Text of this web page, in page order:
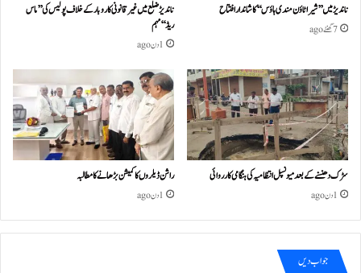
ناندیڑ میں ’’شیرا ٹاؤن مندی ہاؤس‘‘ کا شاندار افتتاح
7 گھنٹے ago
ناندیڑ ضلع میں غیر قانونی کاروبار کے خلاف پولیس کی ’’ماس
ریڈ‘‘ مہم
1 دن ago
سڑک دھنسنے کے بعد میونسپل انتظامیہ کی ہنگامی کارروائی
1 دن ago
راشن ڈیلروں کا کمیشن بڑھانے کا مطالبہ
1 دن ago
جواب دیں